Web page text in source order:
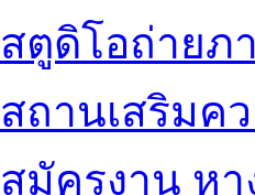
สตูดิโอถ่ายภ
สถานเสริมค
สมัครงาน หา